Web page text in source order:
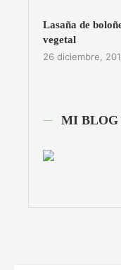
Lasaña de
vegetal
26 diciembre,
MI BLOG